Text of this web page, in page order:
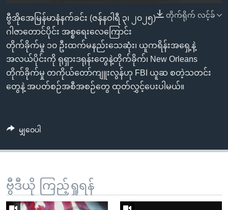
ကြည့်
ရန်
ရှာဖွေ
ရန်
နေရာ
သို့
ဘာသာစကားများ
Auto 240p 360p 480p
720p 1080p
240p
480p
720p
1080p
တိုက်ရိုက် လင့်ခ်
ဗွီအိုအေမြန်မာနံနက်ခင်း (ဇန်နဝါရီ ၃၊ ၂၀၂၅)
ဂါဇာတောင်ပိုင်း အစ္စရေးလေကြောင်း
တိုက်ခိုက်မှု ၁၀ ဦးထက်မနည်းသေဆုံး၊ ယူကရိန်းအရှေ့နဲ့
အလယ်ပိုင်းကို ရုရှားဒရုန်းတွေနဲ့တိုက်ခိုက်၊ New Orleans
တိုက်ခိုက်မှု တကိုယ်တော်ကျူးလွန်ဟု FBI ယူဆ စတဲ့သတင်း
တွေနဲ့ အပတ်စဉ်အစီအစဉ်တွေ ထုတ်လွှင့်ပေးပါမယ်။
မျှဝေပါ
ဗွီဒီယို ကြည့်ရှုရန်